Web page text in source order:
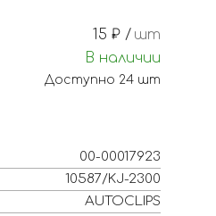
00-00017923
10587/KJ-2300
AUTOCLIPS
15 ₽ / шт
В наличии
Доступно 24 шт